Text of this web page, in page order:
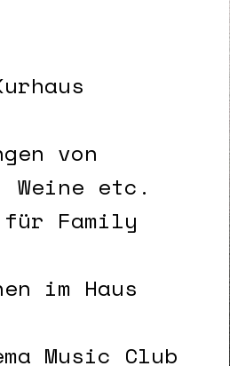
von
etc.
für Family
im Haus
Music Club